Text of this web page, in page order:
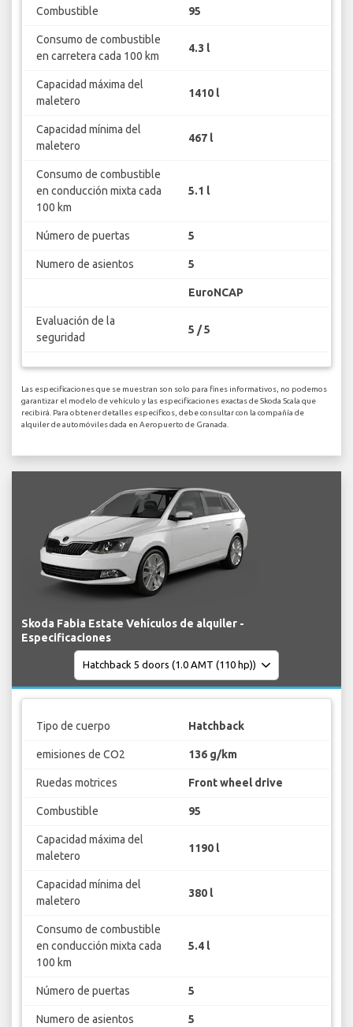
Combustible 95
Consumo de combustible
en carretera cada 100 km
4.3 l
Capacidad máxima del
maletero
1410 l
Capacidad mínima del
maletero
467 l
Consumo de combustible
en conducción mixta cada
100 km
5.1 l
Número de puertas 5
Numero de asientos 5
EuroNCAP
Evaluación de la
seguridad
5 / 5
Las especificaciones que se muestran son solo para fines informativos, no podemos
garantizar el modelo de vehículo y las especificaciones exactas de Skoda Scala que
recibirá. Para obtener detalles específicos, debe consultar con la compañía de
alquiler de automóviles dada en Aeropuerto de Granada.
Skoda Fabia Estate Vehículos de alquiler -
Especificaciones
Tipo de cuerpo Hatchback
emisiones de CO2 136 g/km
Ruedas motrices Front wheel drive
Combustible 95
Capacidad máxima del
maletero
1190 l
Capacidad mínima del
maletero
380 l
Consumo de combustible
en conducción mixta cada
100 km
5.4 l
Número de puertas 5
Numero de asientos 5